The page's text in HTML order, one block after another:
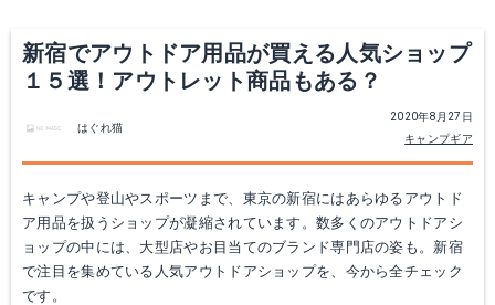
新宿でアウトドア用品が買える人気ショップ
１５選！アウトレット商品もある？
2020年8月27日
キャンプギア
はぐれ猫
キャンプや登山やスポーツまで、東京の新宿にはあらゆるアウトド
ア用品を扱うショップが凝縮されています。数多くのアウトドアシ
ョップの中には、大型店やお目当てのブランド専門店の姿も。新宿
で注目を集めている人気アウトドアショップを、今から全チェック
です。